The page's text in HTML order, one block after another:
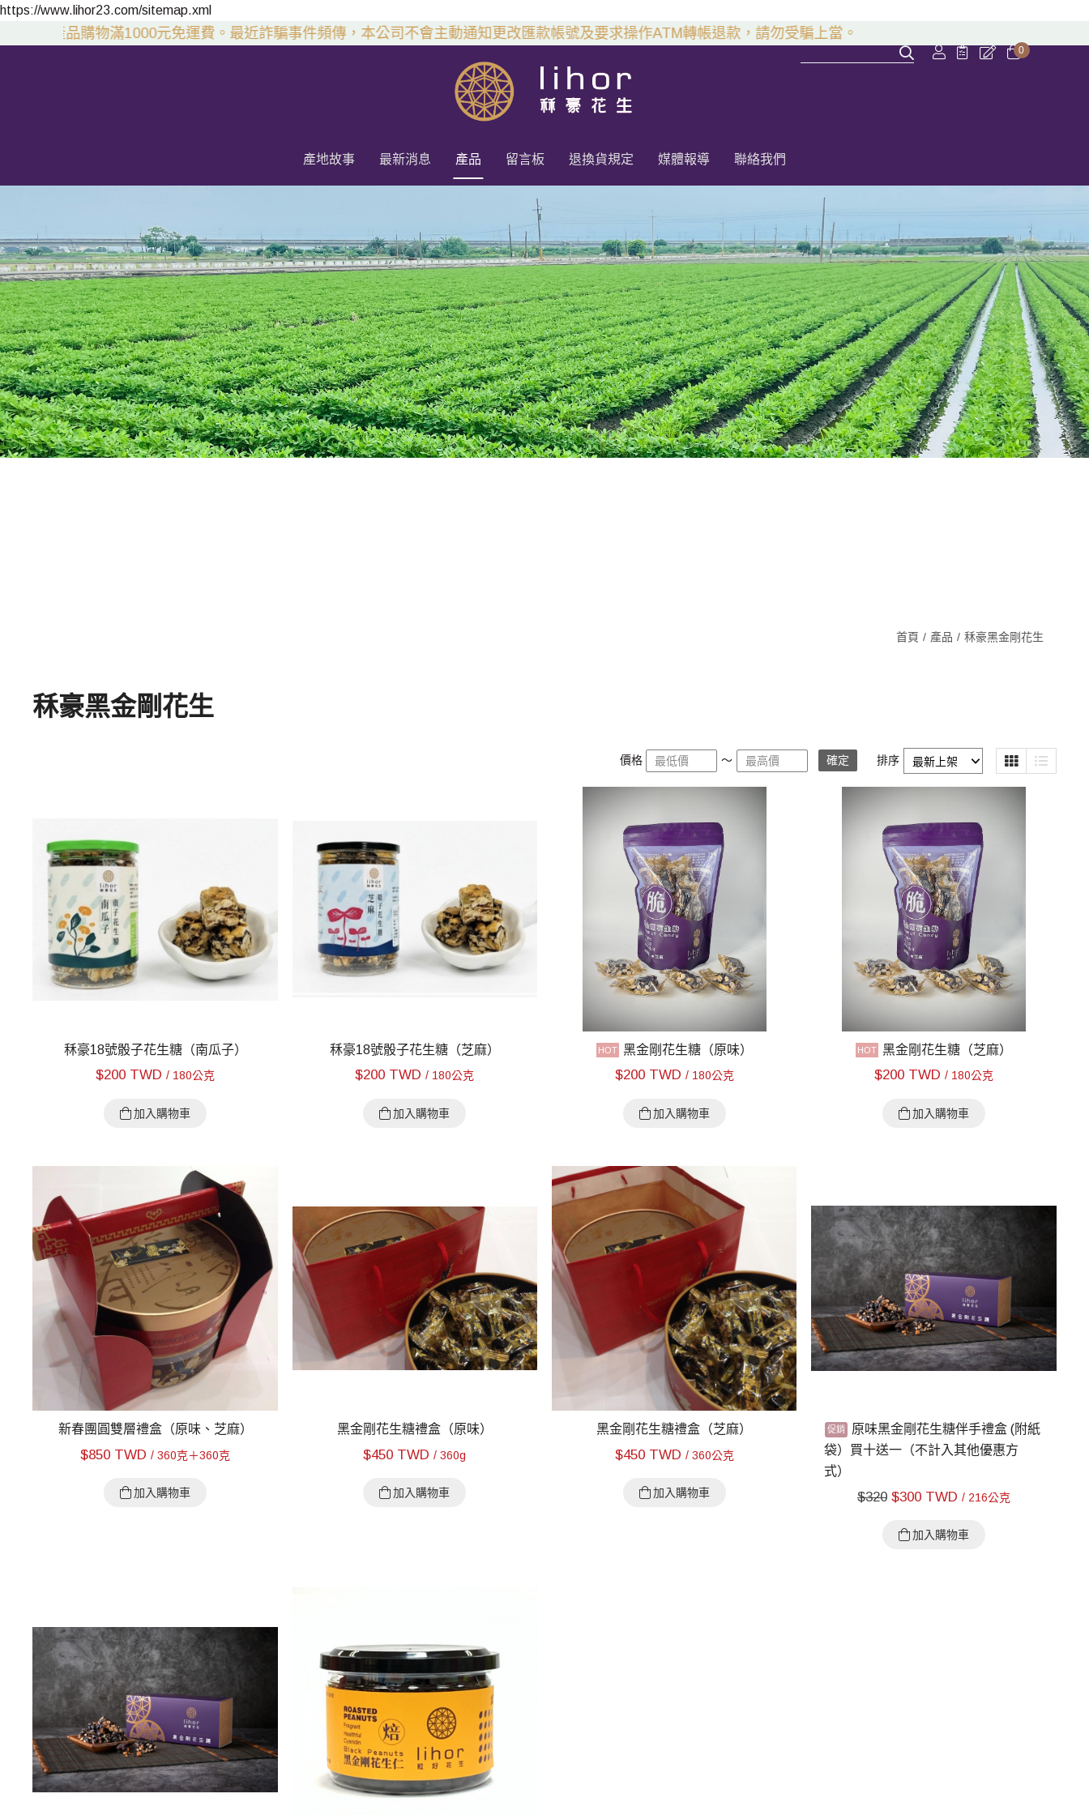
https://www.lihor23.com/sitemap.xml
產品購物滿1000元免運費。最近詐騙事件頻傳，本公司不會主動通知更改匯款帳號及要求操作ATM轉帳退款，請勿受騙上當。
0
產地故事 最新消息 產品 留言板 退換貨規定 媒體報導 聯絡我們
首頁 產品 秝豪黑金剛花生
秝豪黑金剛花生
價格 ～ 確定 排序
秝豪18號骰子花生糖（南瓜子）
$200 TWD/ 180公克
加入購物車
秝豪18號骰子花生糖（芝麻）
$200 TWD/ 180公克
加入購物車
黑金剛花生糖（原味）
$200 TWD / 180公克
加入購物車
黑金剛花生糖（芝麻）
$200 TWD / 180公克
加入購物車
新春團圓雙層禮盒（原味、芝麻）
$850 TWD/ 360克＋360克
加入購物車
黑金剛花生糖禮盒（原味）
$450 TWD/ 360g
加入購物車
黑金剛花生糖禮盒（芝麻）
$450 TWD / 360公克
加入購物車
原味黑金剛花生糖伴手禮盒 (附紙
袋）買十送一（不計入其他優惠方
式）
$320 $300 TWD / 216公克
加入購物車